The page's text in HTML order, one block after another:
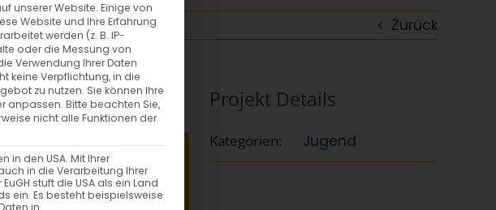
Zurück
Projekt Details
Kategorien: Jugend
unserer Website. Einige von
Website und Ihre Erfahrung
werden (z. B. IP-
oder die Messung von
Verwendung Ihrer Daten
keine Verpflichtung, in die
zu nutzen. Sie können Ihre
anpassen. Bitte beachten Sie,
nicht alle Funktionen der
in den USA. Mit Ihrer
in die Verarbeitung Ihrer
stuft die USA als ein Land
ein. Es besteht beispielsweise
in